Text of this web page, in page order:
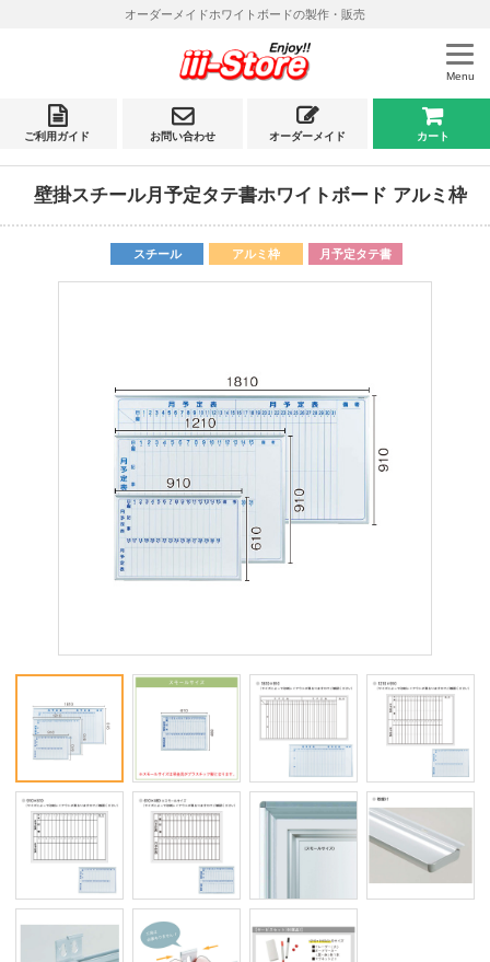
オーダーメイドホワイトボードの製作・販売
ご利用ガイド お問い合わせ オーダーメイド カート
Menu
壁掛スチール月予定タテ書ホワイトボード アルミ枠
スチール アルミ枠 月予定タテ書